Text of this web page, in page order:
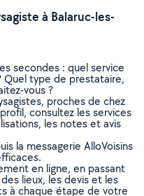
à Balaruc-les-
secondes : quel service
Quel type de prestataire,
vous ?
proches de chez
consultez les services
les notes et avis
la messagerie AlloVoisins
en ligne, en passant
lieux, les devis et les
à chaque étape de votre